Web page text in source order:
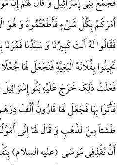
أَمَرَکُمْ بِکُلِّ شَیْءٍ فَأَطَعْتُمُوهُ وَ هُوَ
فَقَالُوا لَهُ أَنْتَ کَبِیرُنَا وَ سَیِّدُنَا
تَجِیئُوا بِفُلَانَهًَْ الْبَغِیَّهًِْ فَنَجْعَلَ لَهَا
فَعَلَتْ ذَلِکَ خَرَجَ عَلَیْهِ بَنُو
فَأَتَوْا بِهَا فَجَعَلَ لَهَا قَارُونُ أَلْفَ
طَشْتاً مِنَ الذَّهَبِ وَ قَالَ لَهَا إِنِّی
أَنْ تَقْذِفِی مُوسَی (علیه السلام)